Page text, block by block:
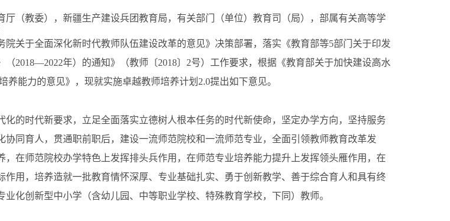
厅（教委），新疆生产建设兵团教育局，有关部门（单位）教育司（局），部属有关高等学
院关于全面深化新时代教师队伍建设改革的意见》决策部署，落实《教育部等5部门关于印发
（2018—2022年）的通知》（教师〔2018〕2号）工作要求，根据《教育部关于加快建设高水
养能力的意见》，现就实施卓越教师培养计划2.0提出如下意见。
的时代新要求，立足全面落实立德树人根本任务的时代新使命，坚定办学方向，坚持服务
协同育人，贯通职前职后，建设一流师范院校和一流师范专业，全面引领教师教育改革发
，在师范院校办学特色上发挥排头兵作用，在师范专业培养能力提升上发挥领头雁作用，在
作用，培养造就一批教育情怀深厚、专业基础扎实、勇于创新教学、善于综合育人和具有终
业化创新型中小学（含幼儿园、中等职业学校、特殊教育学校，下同）教师。